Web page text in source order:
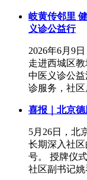
岐黄传邻里
义诊公益行
2026年6月9
走进西城区
中医义诊公
诊服务，社
喜报｜北京
5月26日，北
长期深入社
号。 授牌仪
社区副书记